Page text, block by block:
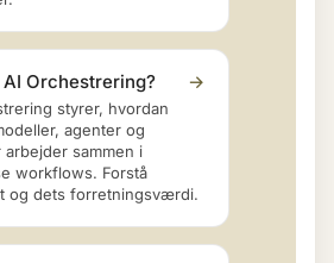
Orchestrering? →
styrer, hvordan
agenter og
sammen i
workflows. Forstå
og dets forretningsværdi.